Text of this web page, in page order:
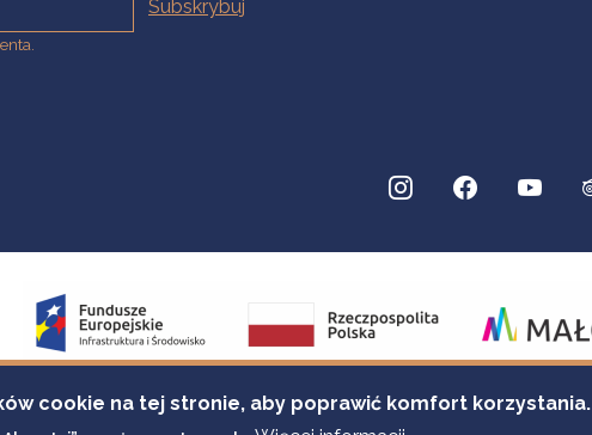
cookie na tej stronie, aby poprawić komfort korzystania.